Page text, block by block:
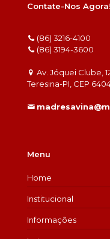
Contate-Nos Agora!
(86) 3216-4100
(86) 3194-3600
Av. Jóquei Clube,
Teresina-PI, CEP
Menu
Home
Institucional
Informações